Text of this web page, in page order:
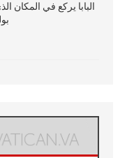
البابا يركع في المكان